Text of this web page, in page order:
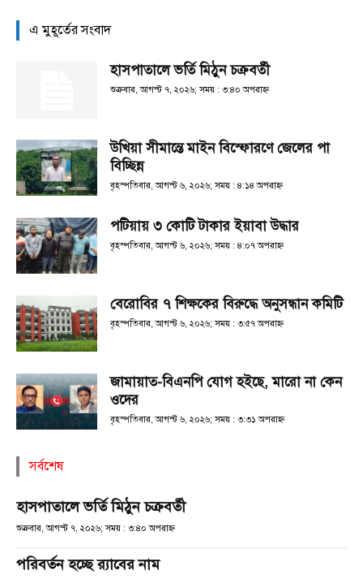
এ মুহূর্তের সংবাদ
হাসপাতালে ভর্তি মিঠুন চক্রবর্তী
শুক্রবার, আগস্ট ৭, ২০২৬; সময় : ৩:৪০ অপরাহ্ণ
উখিয়া সীমান্তে মাইন বিস্ফোরণে জেলের পা
বিচ্ছিন্ন
বৃহস্পতিবার, আগস্ট ৬, ২০২৬; সময় : ৪:১৪ অপরাহ্ণ
পটিয়ায় ৩ কোটি টাকার ইয়াবা উদ্ধার
বৃহস্পতিবার, আগস্ট ৬, ২০২৬; সময় : ৪:০৭ অপরাহ্ণ
বেরোবির ৭ শিক্ষকের বিরুদ্ধে অনুসন্ধান কমিটি
বৃহস্পতিবার, আগস্ট ৬, ২০২৬; সময় : ৩:৫৭ অপরাহ্ণ
জামায়াত-বিএনপি যোগ হইছে, মারো না কেন
ওদের
বৃহস্পতিবার, আগস্ট ৬, ২০২৬; সময় : ৩:৩১ অপরাহ্ণ
সর্বশেষ
হাসপাতালে ভর্তি মিঠুন চক্রবর্তী
শুক্রবার, আগস্ট ৭, ২০২৬; সময় : ৩:৪০ অপরাহ্ণ
পরিবর্তন হচ্ছে র‌্যাবের নাম